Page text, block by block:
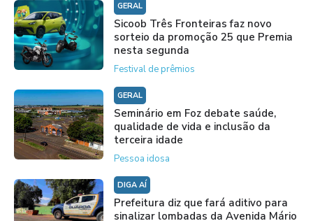
GERAL
Sicoob Três Fronteiras faz novo
sorteio da promoção 25 que Premia
nesta segunda
Festival de prêmios
GERAL
Seminário em Foz debate saúde,
qualidade de vida e inclusão da
terceira idade
Pessoa idosa
DIGA AÍ
Prefeitura diz que fará aditivo para
sinalizar lombadas da Avenida Mário